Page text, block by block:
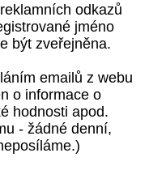
odkazů
jméno
být zveřejněna.
emailů z webu
o informace o
hodnosti apod.
- žádné denní,